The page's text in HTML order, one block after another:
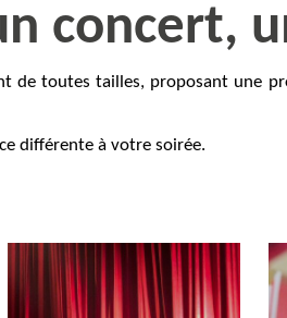
concert,
de toutes tailles, proposant une
différente à votre soirée.